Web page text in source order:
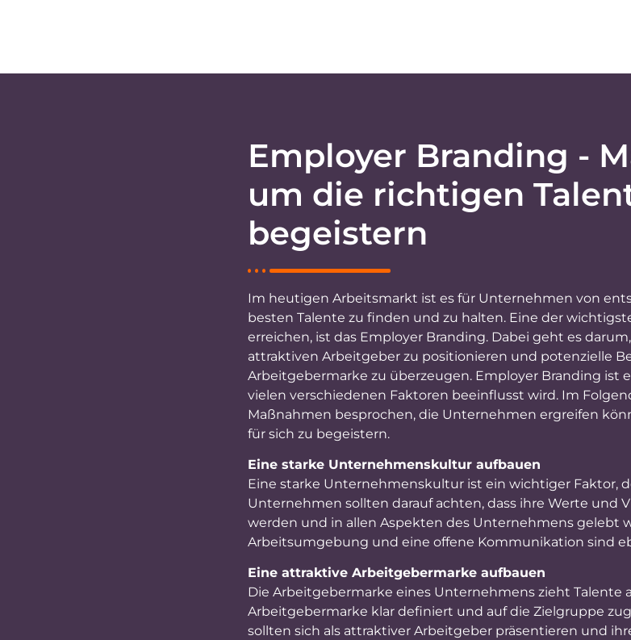
Employer Branding -
um die richtigen
begeistern
Im heutigen Arbeitsmarkt ist es für Unternehmen von
besten Talente zu finden und zu halten. Eine der
erreichen, ist das Employer Branding. Dabei geht es
attraktiven Arbeitgeber zu positionieren und potenzielle
Arbeitgebermarke zu überzeugen. Employer Branding ist
vielen verschiedenen Faktoren beeinflusst wird. Im
Maßnahmen besprochen, die Unternehmen ergreifen
für sich zu begeistern.
Eine starke Unternehmenskultur aufbauen
Eine starke Unternehmenskultur ist ein wichtiger Faktor,
Unternehmen sollten darauf achten, dass ihre Werte und
werden und in allen Aspekten des Unternehmens gelebt
Arbeitsumgebung und eine offene Kommunikation sind
Eine attraktive Arbeitgebermarke aufbauen
Die Arbeitgebermarke eines Unternehmens zieht Talente
Arbeitgebermarke klar definiert und auf die Zielgruppe
sollten sich als attraktiver Arbeitgeber präsentieren und